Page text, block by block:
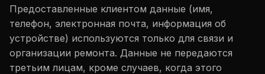
Предоставленные клиентом данные (имя,
телефон, электронная почта, информация об
устройстве) используются только для связи и
организации ремонта. Данные не передаются
третьим лицам, кроме случаев, когда этого